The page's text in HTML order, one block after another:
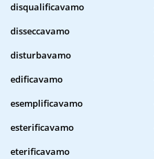
disqualificavamo
disseccavamo
disturbavamo
edificavamo
esemplificavamo
esterificavamo
eterificavamo